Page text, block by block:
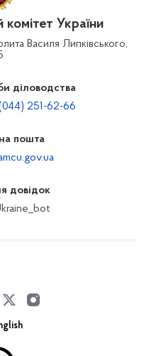
України
Василя Липківського,
діловодства
251-62-66
пошта
довідок